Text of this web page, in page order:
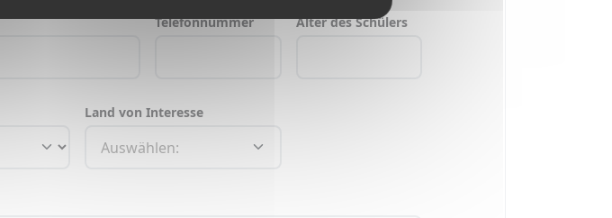
Telefonnummer Alter des Schülers
Land von Interesse